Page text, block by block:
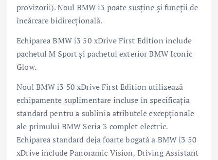
provizorii). Noul BMW i3 poate susţine și funcții de
încărcare bidirecțională.
Echiparea BMW i3 50 xDrive First Edition include
pachetul M Sport și pachetul exterior BMW Iconic
Glow.
Noul BMW i3 50 xDrive First Edition utilizează
echipamente suplimentare incluse în specificația
standard pentru a sublinia atributele excepționale
ale primului BMW Seria 3 complet electric.
Echiparea standard deja foarte bogată a BMW i3 50
xDrive include Panoramic Vision, Driving Assistant